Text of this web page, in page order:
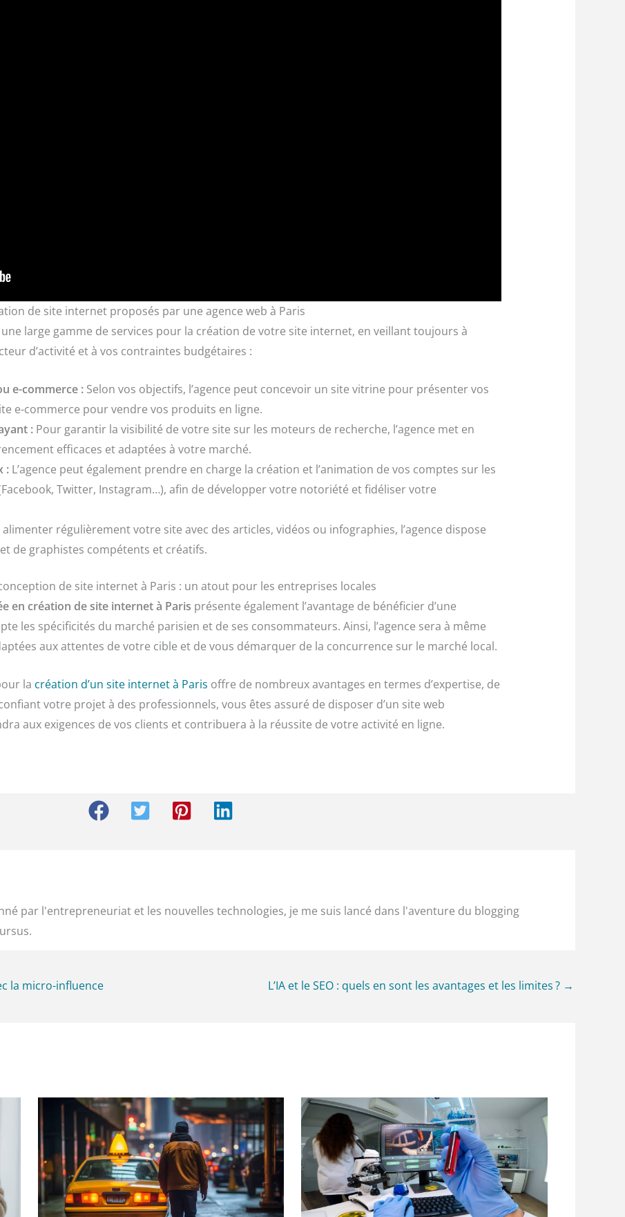
de site internet proposés par une agence web à Paris
large gamme de services pour la création de votre site internet, en veillant toujours à
d’activité et à vos contraintes budgétaires :
e-commerce :Selon vos objectifs, l’agence peut concevoir un site vitrine pour présenter vos
e-commerce pour vendre vos produits en ligne.
:Pour garantir la visibilité de votre site sur les moteurs de recherche, l’agence met en
efficaces et adaptées à votre marché.
:L’agence peut également prendre en charge la création et l’animation de vos comptes sur les
Twitter, Instagram…), afin de développer votre notoriété et fidéliser votre
régulièrement votre site avec des articles, vidéos ou infographies, l’agence dispose
de graphistes compétents et créatifs.
de site internet à Paris : un atout pour les entreprises locales
en création de site internet à Paris présente également l’avantage de bénéficier d’une
les spécificités du marché parisien et de ses consommateurs. Ainsi, l’agence sera à même
aux attentes de votre cible et de vous démarquer de la concurrence sur le marché local.
la création d’un site internet à Paris offre de nombreux avantages en termes d’expertise, de
votre projet à des professionnels, vous êtes assuré de disposer d’un site web
aux exigences de vos clients et contribuera à la réussite de votre activité en ligne.
par l'entrepreneuriat et les nouvelles technologies, je me suis lancé dans l'aventure du blogging
la micro-influence L’IA et le SEO : quels en sont les avantages et les limites ? →